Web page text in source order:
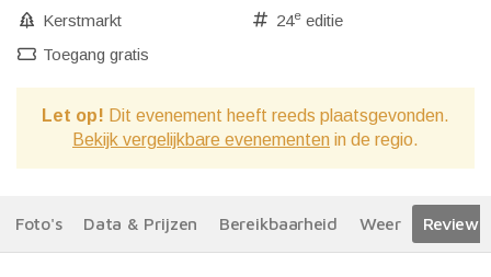
Kerstmarkt
Toegang gratis
24eeditie
Let op! Dit evenement heeft reeds plaatsgevonden.
Bekijk vergelijkbare evenementen in de regio.
Foto's Data & Prijzen Bereikbaarheid Weer Reviews